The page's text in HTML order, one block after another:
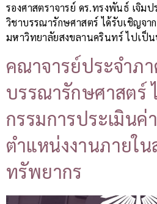
รองศาสตราจารย์ ดร.ทรงพันธ์ เจิมป
วิชาบรรณารักษศาสตร์ ได้รับเชิญจ
มหาวิทยาลัยสงขลานครินทร์ ไปเป็
คณาจารย์ประจำภ
บรรณารักษศาสตร์
กรรมการประเมินค่
ตำแหน่งงานภายใ
ทรัพยากร